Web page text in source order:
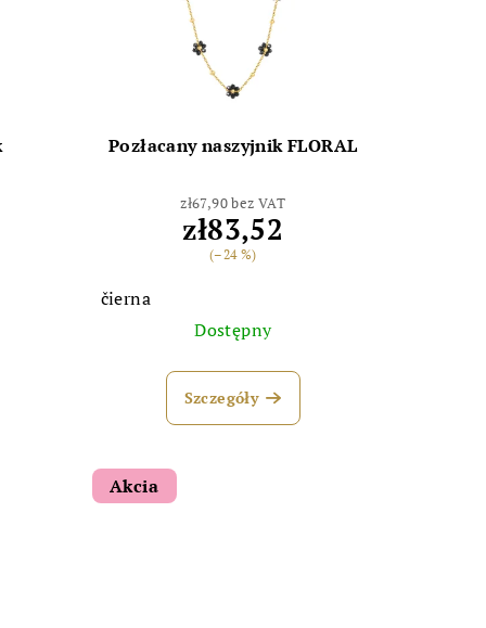
Pozłacany naszyjnik FLORAL
zł67,90 bez VAT
zł83,52
(–24 %)
čierna
Dostępny
Szczegóły
Akcia